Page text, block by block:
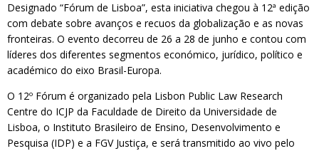
Designado “Fórum de Lisboa”, esta iniciativa chegou à 12ª edição
com debate sobre avanços e recuos da globalização e as novas
fronteiras. O evento decorreu de 26 a 28 de junho e contou com
líderes dos diferentes segmentos económico, jurídico, político e
académico do eixo Brasil-Europa.
O 12º Fórum é organizado pela Lisbon Public Law Research
Centre do ICJP da Faculdade de Direito da Universidade de
Lisboa, o Instituto Brasileiro de Ensino, Desenvolvimento e
Pesquisa (IDP) e a FGV Justiça, e será transmitido ao vivo pelo